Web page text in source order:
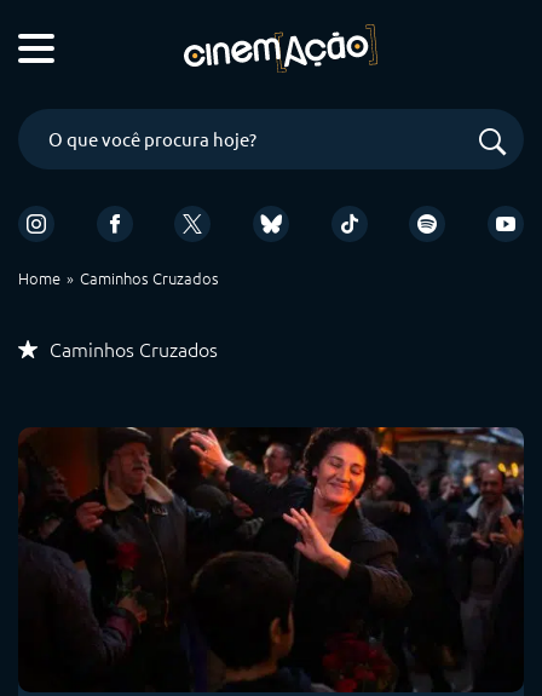
Home Caminhos Cruzados
Caminhos Cruzados